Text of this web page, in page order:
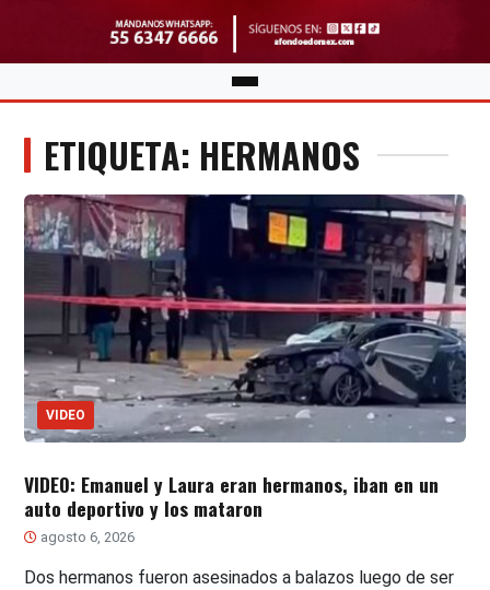
ETIQUETA: HERMANOS
VIDEO
VIDEO: Emanuel y Laura eran hermanos, iban en un
auto deportivo y los mataron
agosto 6, 2026
Dos hermanos fueron asesinados a balazos luego de ser